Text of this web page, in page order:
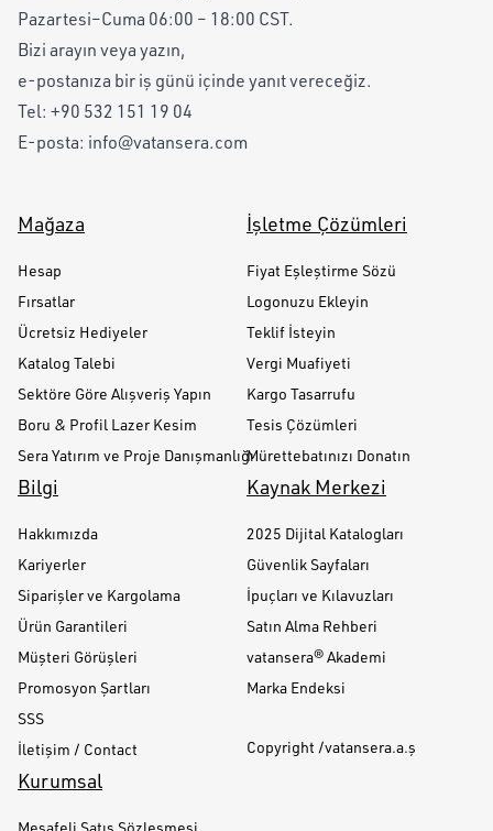
Pazartesi–Cuma 06:00 – 18:00 CST.
Bizi arayın veya yazın,
e-postanıza bir iş günü içinde yanıt vereceğiz.
Tel: +90 532 151 19 04
E-posta: info@vatansera.com
Mağaza
Hesap
Fırsatlar
Ücretsiz Hediyeler
Katalog Talebi
Sektöre Göre Alışveriş Yapın
Boru & Profil Lazer Kesim
Sera Yatırım ve Proje Danışmanlığı
İşletme Çözümleri
Fiyat Eşleştirme Sözü
Logonuzu Ekleyin
Teklif İsteyin
Vergi Muafiyeti
Kargo Tasarrufu
Tesis Çözümleri
Mürettebatınızı Donatın
Bilgi
Hakkımızda
Kariyerler
Siparişler ve Kargolama
Ürün Garantileri
Müşteri Görüşleri
Promosyon Şartları
SSS
İletişim / Contact
Kaynak Merkezi
2025 Dijital Katalogları
Güvenlik Sayfaları
İpuçları ve Kılavuzları
Satın Alma Rehberi
vatansera® Akademi
Marka Endeksi
Copyright /vatansera.a.ş
Kurumsal
Mesafeli Satış Sözleşmesi